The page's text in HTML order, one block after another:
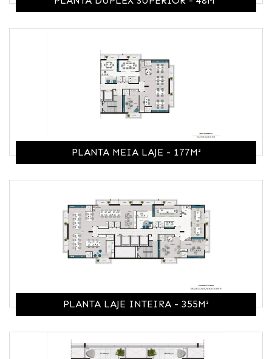
PLANTA MEIA LAJE - 177M²
PLANTA LAJE INTEIRA - 355M²